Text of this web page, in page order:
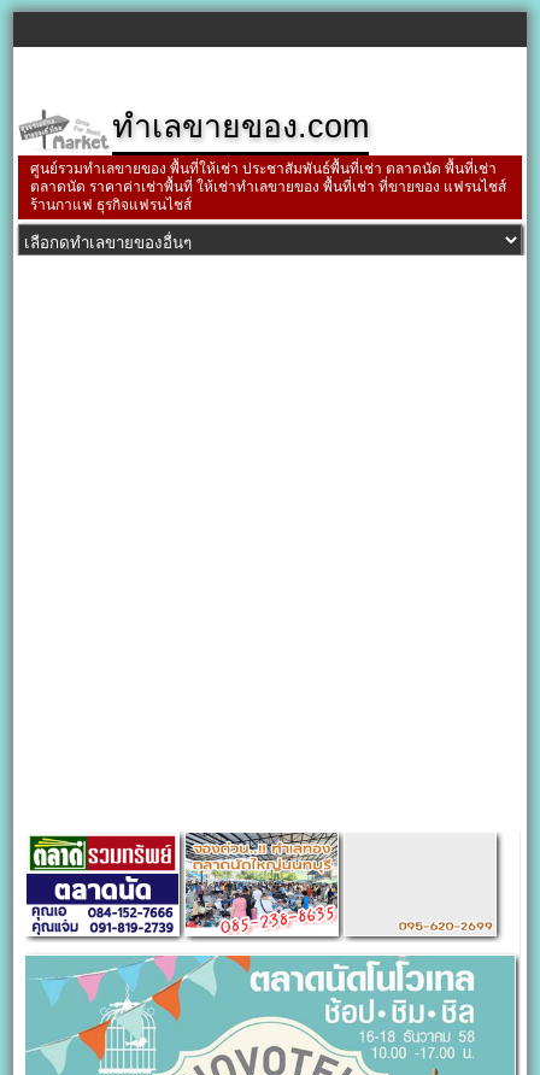
ทำเลขายของ.com
ศูนย์รวมทำเลขายของ พื้นที่ให้เช่า ประชาสัมพันธ์พื้นที่เช่า ตลาดนัด พื้นที่เช่า
ตลาดนัด ราคาค่าเช่าพื้นที่ ให้เช่าทำเลขายของ พื้นที่เช่า ที่ขายของ แฟรนไชส์
ร้านกาแฟ ธุรกิจแฟรนไชส์